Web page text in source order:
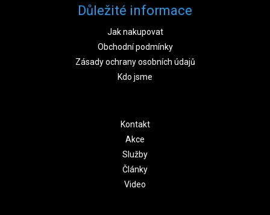
Důležité informace
Jak nakupovat
Obchodní podmínky
Zásady ochrany osobních údajů
Kdo jsme
Kontakt
Akce
Služby
Články
Video